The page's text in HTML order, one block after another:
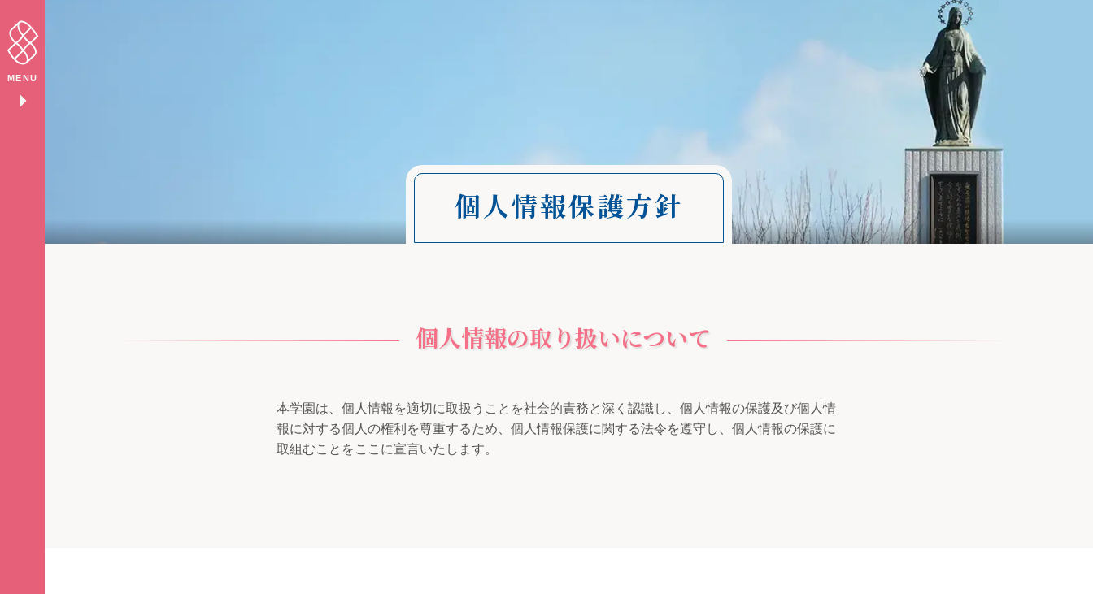
MENU
arrow_right
個人情報保護方針
個人情報の取り扱いについて
本学園は、個人情報を適切に取扱うことを社会的責務と深く認識し、個人情報の保護及び個人情
報に対する個人の権利を尊重するため、個人情報保護に関する法令を遵守し、個人情報の保護に
取組むことをここに宣言いたします。